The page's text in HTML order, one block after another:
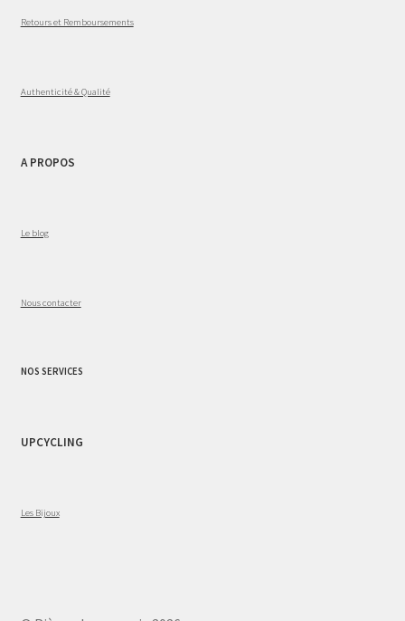
Retours et Remboursements
Authenticité & Qualité
A PROPOS
Le blog
Nous contacter
NOS SERVICES
UPCYCLING
Les Bijoux